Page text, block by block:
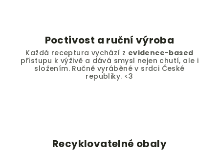
Poctivost a ruční výroba
Každá receptura vychází z evidence-based
přístupu k výživě a dává smysl nejen chutí, ale i
složením. Ručně vyráběné v srdci České
republiky. <3
Recyklovatelné obaly